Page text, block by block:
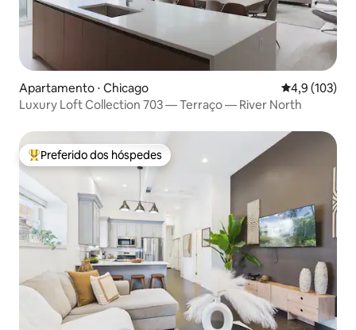
Apartamento ⋅ Chicago 4,9 de uma
4,9 (103)
Luxury Loft Collection 703 — Terraço — River North
Entre os melhores preferidos dos hóspedes
Preferido dos hóspedes